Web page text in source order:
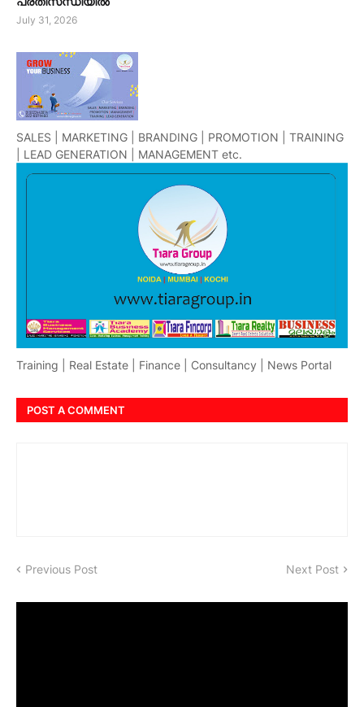
July 31, 2026
SALES | MARKETING | BRANDING | PROMOTION | TRAINING
| LEAD GENERATION | MANAGEMENT etc.
Training | Real Estate | Finance | Consultancy | News Portal
POST A COMMENT
Previous Post Next Post